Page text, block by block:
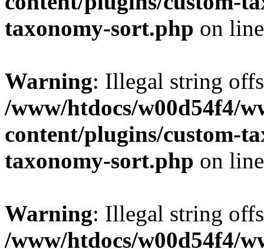
taxonomy-sort.php on
Warning: Illegal string
/www/htdocs/w00d54f4/
content/plugins/custom-
taxonomy-sort.php on
Warning: Illegal string
/www/htdocs/w00d54f4/